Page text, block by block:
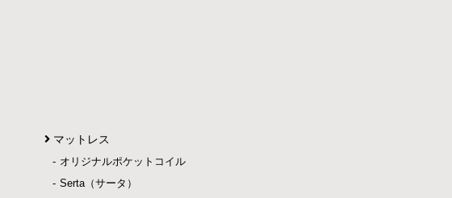
マットレス
オリジナルポケットコイル
Serta（サータ）